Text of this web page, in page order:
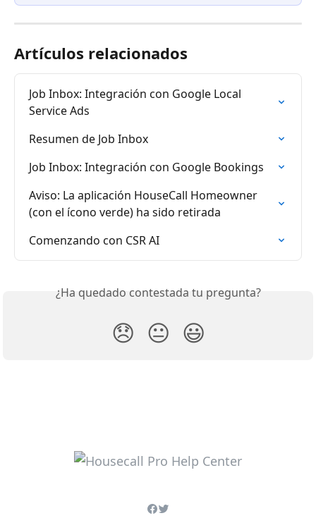
Artículos relacionados
Job Inbox: Integración con Google Local
Service Ads
Resumen de Job Inbox
Job Inbox: Integración con Google Bookings
Aviso: La aplicación HouseCall Homeowner
(con el ícono verde) ha sido retirada
Comenzando con CSR AI
¿Ha quedado contestada tu pregunta?
😞 😐 😃